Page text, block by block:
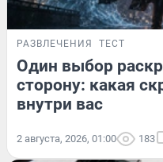
РАЗВЛЕЧЕНИЯ ТЕСТ
Один выбор
сторону: какая
внутри вас
2 августа, 2026, 01:00 183